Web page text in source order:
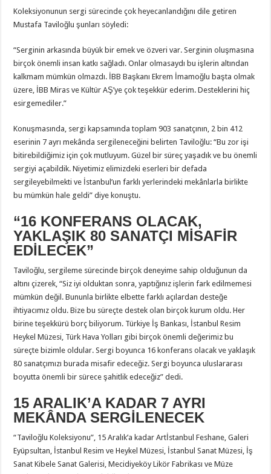
Koleksiyonunun sergi sürecinde çok heyecanlandığını dile getiren
Mustafa Taviloğlu şunları söyledi:
“Serginin arkasında büyük bir emek ve özveri var. Serginin oluşmasına
birçok önemli insan katkı sağladı. Onlar olmasaydı bu işlerin altından
kalkmam mümkün olmazdı. İBB Başkanı Ekrem İmamoğlu başta olmak
üzere, İBB Miras ve Kültür AŞ’ye çok teşekkür ederim. Desteklerini hiç
esirgemediler.”
Konuşmasında, sergi kapsamında toplam 903 sanatçının, 2 bin 412
eserinin 7 ayrı mekânda sergileneceğini belirten Taviloğlu: “Bu zor işi
bitirebildiğimiz için çok mutluyum. Güzel bir süreç yaşadık ve bu önemli
sergiyi açabildik. Niyetimiz elimizdeki eserleri bir defada
sergileyebilmekti ve İstanbul’un farklı yerlerindeki mekânlarla birlikte
bu mümkün hale geldi” diye konuştu.
“16 KONFERANS OLACAK,
YAKLAŞIK 80 SANATÇI MİSAFİR
EDİLECEK”
Taviloğlu, sergileme sürecinde birçok deneyime sahip olduğunun da
altını çizerek, “Siz iyi olduktan sonra, yaptığınız işlerin fark edilmemesi
mümkün değil. Bununla birlikte elbette farklı açılardan desteğe
ihtiyacımız oldu. Bize bu süreçte destek olan birçok kurum oldu. Her
birine teşekkürü borç biliyorum. Türkiye İş Bankası, İstanbul Resim
Heykel Müzesi, Türk Hava Yolları gibi birçok önemli değerimiz bu
süreçte bizimle oldular. Sergi boyunca 16 konferans olacak ve yaklaşık
80 sanatçımızı burada misafir edeceğiz. Sergi boyunca uluslararası
boyutta önemli bir sürece şahitlik edeceğiz” dedi.
15 ARALIK’A KADAR 7 AYRI
MEKÂNDA SERGİLENECEK
“Taviloğlu Koleksiyonu”, 15 Aralık’a kadar Artİstanbul Feshane, Galeri
Eyüpsultan, İstanbul Resim ve Heykel Müzesi, İstanbul Sanat Müzesi, İş
Sanat Kibele Sanat Galerisi, Mecidiyeköy Likör Fabrikası ve Müze